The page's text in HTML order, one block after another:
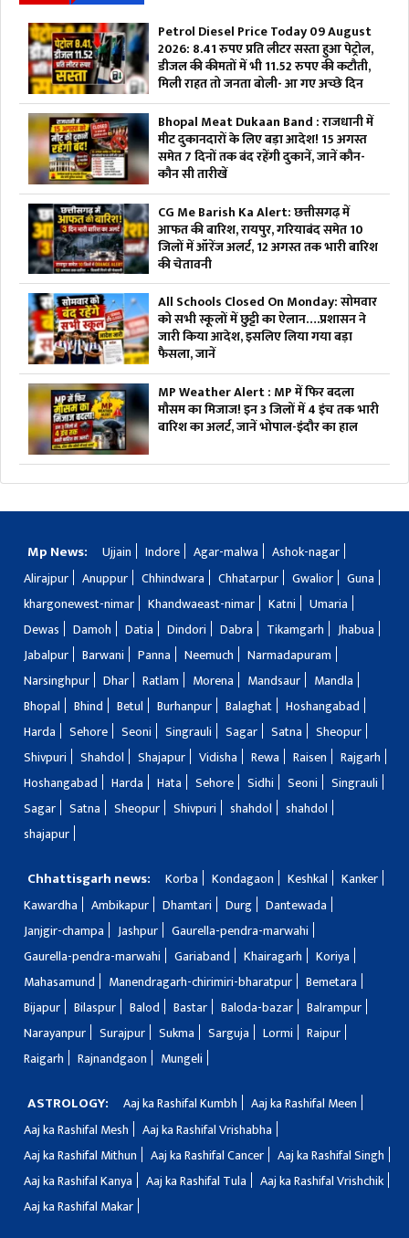
Petrol Diesel Price Today 09 August
2026: 8.41 रुपए प्रति लीटर सस्ता हुआ पेट्रोल,
डीजल की कीमतों में भी 11.52 रुपए की कटौती,
मिली राहत तो जनता बोली- आ गए अच्छे दिन
Bhopal Meat Dukaan Band : राजधानी में
मीट दुकानदारों के लिए बड़ा आदेश! 15 अगस्त
समेत 7 दिनों तक बंद रहेंगी दुकानें, जानें कौन-
कौन सी तारीखें
CG Me Barish Ka Alert: छत्तीसगढ़ में
आफत की बारिश, रायपुर, गरियाबंद समेत 10
जिलों में ऑरेंज अलर्ट, 12 अगस्त तक भारी बारिश
की चेतावनी
All Schools Closed On Monday: सोमवार
को सभी स्कूलों में छुट्टी का ऐलान….प्रशासन ने
जारी किया आदेश, इसलिए लिया गया बड़ा
फैसला, जानें
MP Weather Alert : MP में फिर बदला
मौसम का मिजाज! इन 3 जिलों में 4 इंच तक भारी
बारिश का अलर्ट, जानें भोपाल-इंदौर का हाल
Mp News: Ujjain Indore Agar-malwa
Ashok-nagar
Alirajpur
Anuppur Chhindwara Chhatarpur Gwalior
Guna
khargonewest-nimar
Khandwaeast-nimar Katni
Umaria
Dewas
Damoh Datia Dindori Dabra Tikamgarh
Jhabua
Jabalpur
Barwani Panna Neemuch
Narmadapuram
Narsinghpur
Dhar Ratlam Morena Mandsaur
Mandla
Bhopal
Bhind Betul Burhanpur Balaghat
Hoshangabad
Harda
Sehore Seoni Singrauli Sagar Satna
Sheopur
Shivpuri
Shahdol Shajapur Vidisha Rewa Raisen
Rajgarh
Hoshangabad
Harda Hata Sehore Sidhi Seoni
Singrauli
Sagar
Satna Sheopur Shivpuri shahdol
shahdol
shajapur
Chhattisgarh news: Korba Kondagaon Keshkal
Kanker
Kawardha
Ambikapur Dhamtari Durg
Dantewada
Janjgir-champa
Jashpur
Gaurella-pendra-marwahi
Gaurella-pendra-marwahi
Gariaband Khairagarh
Koriya
Mahasamund
Manendragarh-chirimiri-bharatpur
Bemetara
Bijapur
Bilaspur Balod Bastar Baloda-bazar
Balrampur
Narayanpur
Surajpur Sukma Sarguja Lormi
Raipur
Raigarh
Rajnandgaon Mungeli
ASTROLOGY: Aaj ka Rashifal Kumbh
Aaj ka Rashifal Meen
Aaj ka Rashifal Mesh
Aaj ka Rashifal Vrishabha
Aaj ka Rashifal Mithun
Aaj ka Rashifal Cancer
Aaj ka Rashifal Singh
Aaj ka Rashifal Kanya
Aaj ka Rashifal Tula
Aaj ka Rashifal Vrishchik
Aaj ka Rashifal Makar